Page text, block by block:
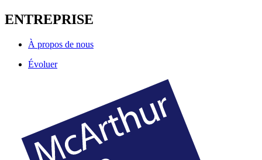
ENTREPRISE
À propos de nous
Évoluer